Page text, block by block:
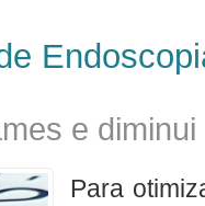
e
Para